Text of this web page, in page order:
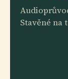
Stavěné na